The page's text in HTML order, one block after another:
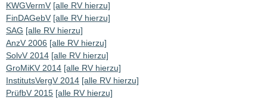
KWGVermV [alle RV hierzu]
FinDAGebV [alle RV hierzu]
SAG [alle RV hierzu]
AnzV 2006 [alle RV hierzu]
SolvV 2014 [alle RV hierzu]
GroMiKV 2014 [alle RV hierzu]
InstitutsVergV 2014 [alle RV hierzu]
PrüfbV 2015 [alle RV hierzu]